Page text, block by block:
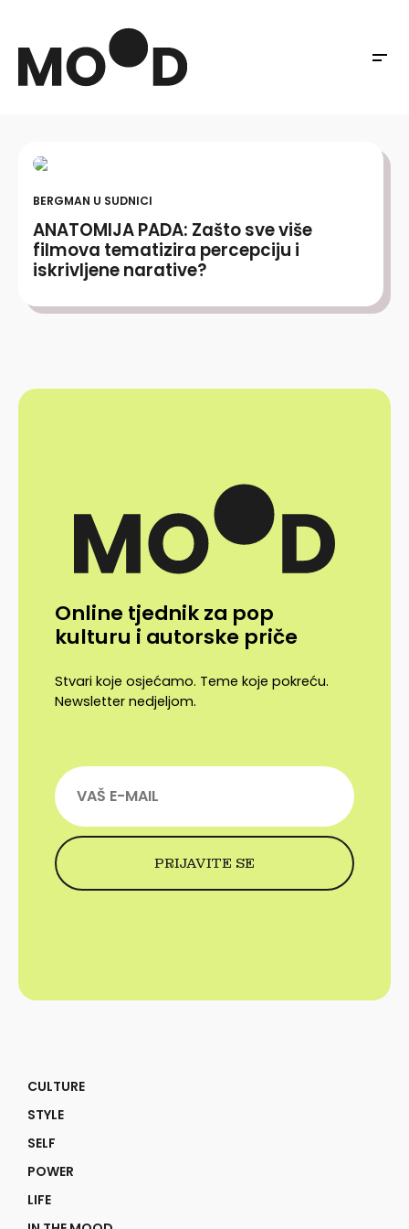
BERGMAN U SUDNICI
ANATOMIJA PADA: Zašto sve više
filmova tematizira percepciju i
iskrivljene narative?
Online tjednik za pop
kulturu i autorske priče
Stvari koje osjećamo. Teme koje pokreću.
Newsletter nedjeljom.
CULTURE
STYLE
SELF
POWER
LIFE